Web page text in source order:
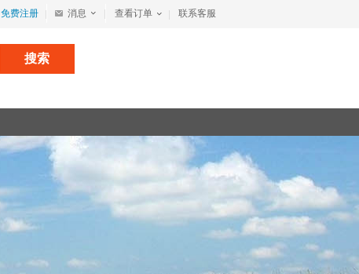
免费注册 消息 查看订单 联系客服
搜索